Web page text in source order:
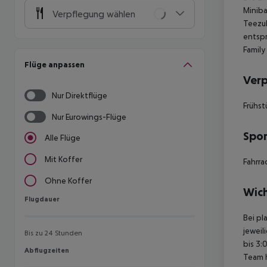
Verpflegung wählen
Flüge anpassen
Nur Direktflüge
Nur Eurowings-Flüge
Alle Flüge
Mit Koffer
Ohne Koffer
Flugdauer
Flugdauer
Bis zu 24 Stunden
Abflugzeiten
Abflugzeiten
Bei
bis
Team